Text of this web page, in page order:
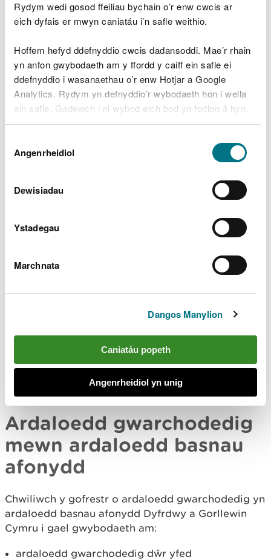
Rydym wedi gosod ffeiliau bychain o’r enw cwcis ar
eich dyfais er mwyn caniatáu i’n safle weithio.
Hoffem hefyd ddefnyddio cwcis dadansoddi. Mae’r rhain
yn anfon gwybodaeth am y ffordd y caiff ein safle ei
ddefnyddio i wasanaethau o’r enw Hotjar a Google
Analytics. Rydym yn defnyddio’r wybodaeth hon i wella
ein safle. Gadewch i ni wybod eich bod yn fodlon â hyn.
Byddwn yn defnyddio cwci i gadw eich dewis.
Gellirdarllen mwy am ein cwcis cyn i chi ddewis.
Caniatâd
Angenrheidiol
Dewisiadau
Ystadegau
Marchnata
Dangos Manylion
Caniatáu popeth
Angenrheidiol yn unig
Rhan Cymru o gynllun
rheoli basn afon Hafren
Mae'r crynodeb yn disgrifio:
cyflwr presennol yr amgylchedd dŵr
pwysau sy’n effeithio ar yr amgylchedd dŵr
amcanion amgylcheddol ar gyfer gwarchod a
gwella’r dyfroedd
cynnydd ers cynllun 2015
Rhan Cymru o gynllun rheoli basn afon Hafren.
Tystiolaeth a data am yr
Gallwch ddod o hyd i wybodaeth am gyflwr
presennol yr amgylchedd dŵr yng Nghymru,
mesurau ac amcanion ar gyfer ei wella, a
dalgylchoedd cyfle ar wefanArsylwi Dyfroedd
Ardaloedd gwarchodedig
mewn ardaloedd basnau
afonydd
Chwiliwch y gofrestr o ardaloedd gwarchodedig yn
ardaloedd basnau afonydd Dyfrdwy a Gorllewin
Cymru i gael gwybodaeth am:
ardaloedd gwarchodedig dŵr yfed